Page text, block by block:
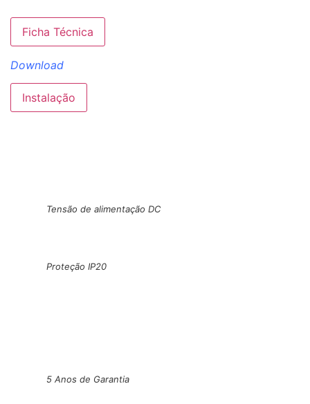
Ficha Técnica
Download
Instalação
Tensão de alimentação DC
Proteção IP20
5 Anos de Garantia